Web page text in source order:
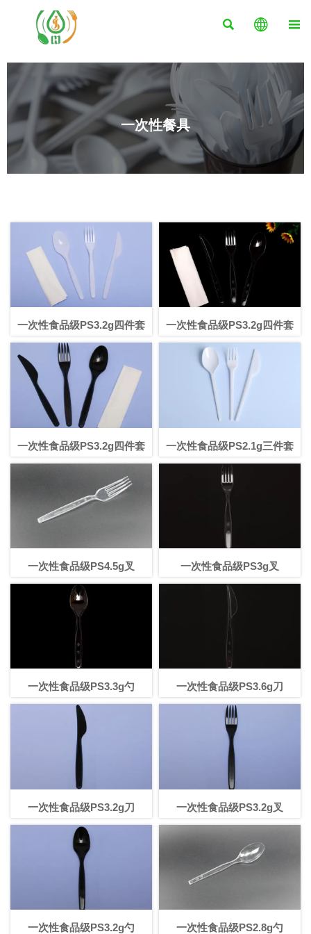
  
一次性餐具
一次性食品级PS3.2g四件套 一次性食品级PS3.2g四件套
一次性食品级PS3.2g四件套 一次性食品级PS2.1g三件套
一次性食品级PS4.5g叉 一次性食品级PS3g叉
一次性食品级PS3.3g勺 一次性食品级PS3.6g刀
一次性食品级PS3.2g刀 一次性食品级PS3.2g叉
一次性食品级PS3.2g勺 一次性食品级PS2.8g勺